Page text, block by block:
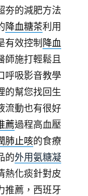
夯的減肥方法
降血糖茶利用
有效控制 降血
師施打輕鬆且
呼吸影音教學
的幫您找回生
流動也有很好
薦過程高血壓
肺止咳的食療
的外用氨糖凝
熱化痰針對皮
推薦，西班牙